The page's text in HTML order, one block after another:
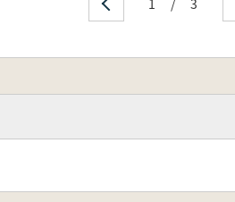
1 / 3